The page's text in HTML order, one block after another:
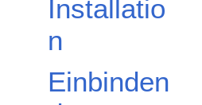
Installatio
n
Einbinden